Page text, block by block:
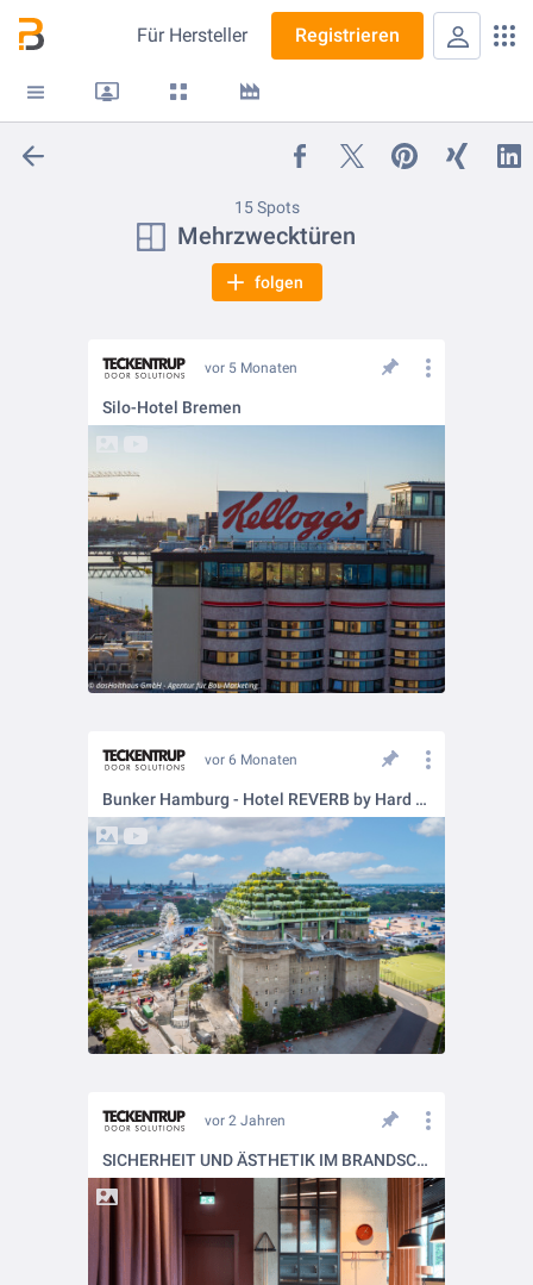
Für Hersteller Registrieren
15 Spots
Mehrzwecktüren
folgen
vor 5 Monaten
Silo-Hotel Bremen
vor 6 Monaten
Bunker Hamburg - Hotel REVERB by Hard Rock
vor 2 Jahren
SICHERHEIT UND ÄSTHETIK IM BRANDSCHUTZ: TECHNIK UND DESIGN DER T30-1/T30-2-FSA „TECKENTRUP 72 ST“